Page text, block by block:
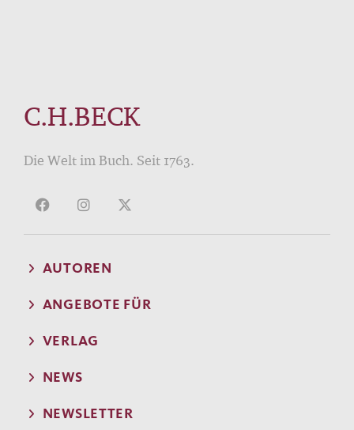
C.H.BECK
Die Welt im Buch. Seit 1763.
AUTOREN
ANGEBOTE FÜR
VERLAG
NEWS
NEWSLETTER